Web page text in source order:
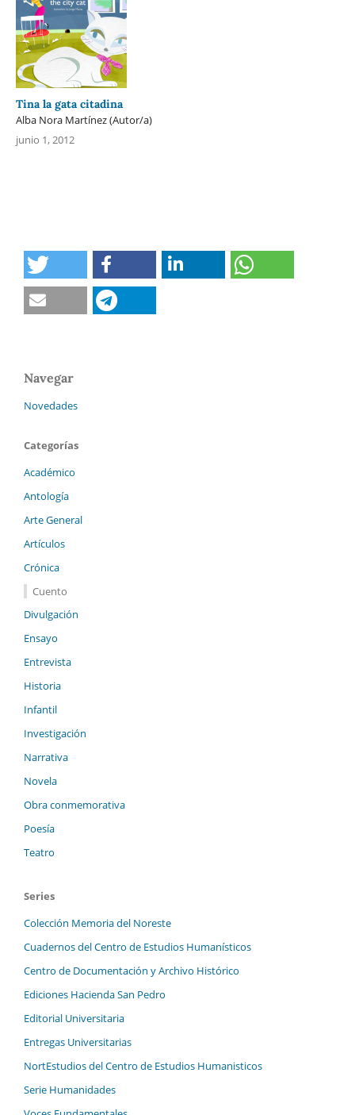
Tina la gata citadina
Alba Nora Martínez (Autor/a)
junio 1, 2012
Navegar
Novedades
Categorías
Académico
Antología
Arte General
Artículos
Crónica
Cuento
Divulgación
Ensayo
Entrevista
Historia
Infantil
Investigación
Narrativa
Novela
Obra conmemorativa
Poesía
Teatro
Series
Colección Memoria del Noreste
Cuadernos del Centro de Estudios Humanísticos
Centro de Documentación y Archivo Histórico
Ediciones Hacienda San Pedro
Editorial Universitaria
Entregas Universitarias
NortEstudios del Centro de Estudios Humanisticos
Serie Humanidades